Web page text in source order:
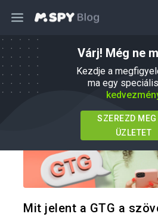
Várj! Még ne
Kezdje a
ma egy speciális
SZEREZD
ÜZLETET
Szülői
Mit jelent a GTG a